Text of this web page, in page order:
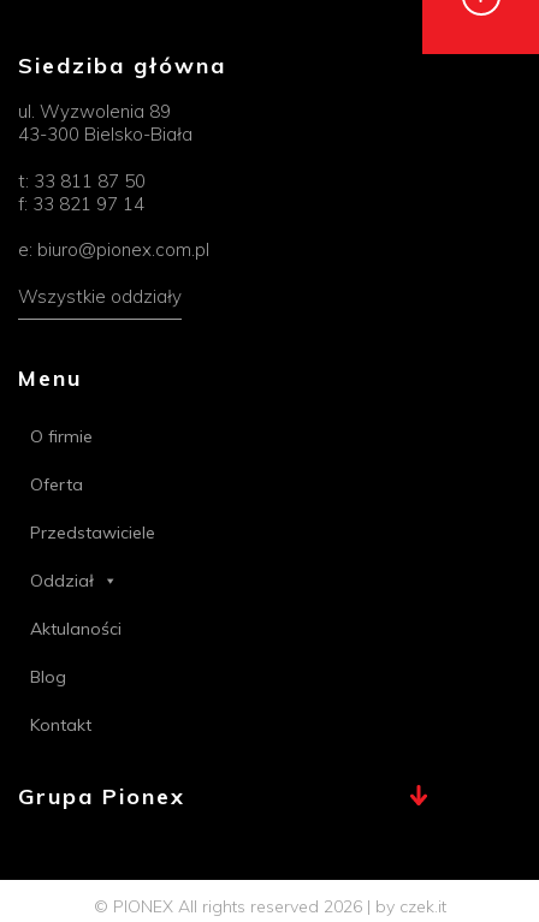
Siedziba główna
ul. Wyzwolenia 89
43-300 Bielsko-Biała
t: 33 811 87 50
f: 33 821 97 14
e: biuro@pionex.com.pl
Wszystkie oddziały
Menu
O firmie
Oferta
Przedstawiciele
Oddział
Aktulaności
Blog
Kontakt
Grupa Pionex
Chemia Bielsko
Profi PSB© PIONEX All rights reserved 2026 | by czek.it